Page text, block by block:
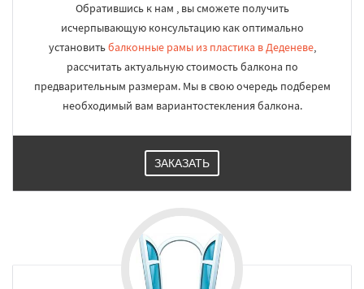
Обратившись к нам , вы сможете получить
исчерпывающую консультацию как оптимально
установитьбалконные рамы из пластика в Деденеве,
рассчитать актуальную стоимость балкона по
предварительным размерам. Мы в свою очередь подберем
необходимый вам вариантостекления балкона.
ЗАКАЗАТЬ